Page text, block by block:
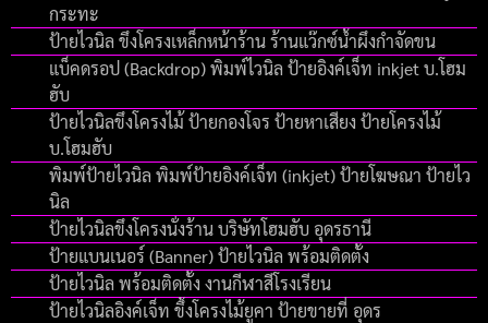
กระทะ
ป้ายไวนิล ขึงโครงเหล็กหน้าร้าน ร้านแว๊กซ์น้ำผึงกำจัดขน
แบ็คดรอป (Backdrop) พิมพ์ไวนิล ป้ายอิงค์เจ็ท inkjet บ.โฮม
ฮับ
ป้ายไวนิลขึงโครงไม้ ป้ายกองโจร ป้ายหาเสียง ป้ายโครงไม้
บ.โฮมฮับ
พิมพ์ป้ายไวนิล พิมพ์ป้ายอิงค์เจ็ท (inkjet) ป้ายโฆษณา ป้ายไว
นิล
ป้ายไวนิลขึงโครงนั่งร้าน บริษัทโฮมฮับ อุดรธานี
ป้ายแบนเนอร์ (Banner) ป้ายไวนิล พร้อมติดตั้ง
ป้ายไวนิล พร้อมติดตั้ง งานกีฬาสีโรงเรียน
ป้ายไวนิลอิงค์เจ็ท ขึ้งโครงไม้ยูคา ป้ายขายที่ อุดร